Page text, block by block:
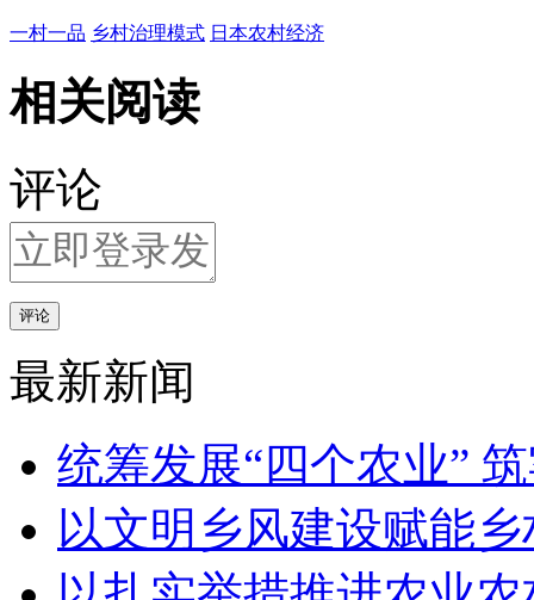
一村一品 乡村治理模式 日本农村经济
相关阅读
评论
评论
最新新闻
统筹发展“四个农业”
以文明乡风建设赋能